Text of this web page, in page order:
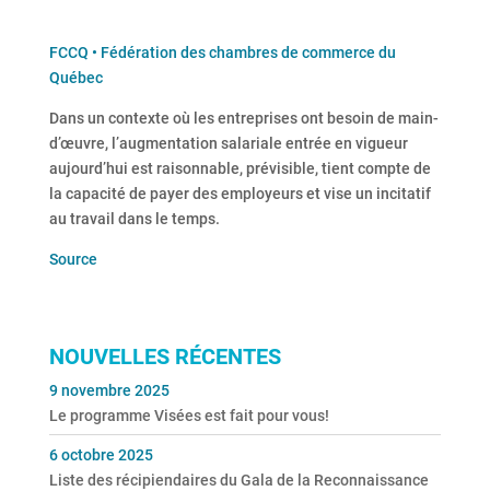
FCCQ • Fédération des chambres de commerce du
Québec
Dans un contexte où les entreprises ont besoin de main-
d’œuvre, l’augmentation salariale entrée en vigueur
aujourd’hui est raisonnable, prévisible, tient compte de
la capacité de payer des employeurs et vise un incitatif
au travail dans le temps.
Source
NOUVELLES RÉCENTES
Le programme Visées est fait pour vous!
9 novembre 2025
Liste des récipiendaires du Gala de la Reconnaissance
6 octobre 2025